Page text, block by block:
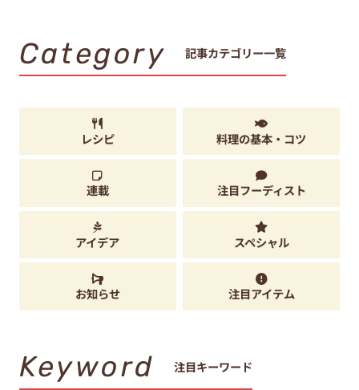
Category 記事カテゴリー一覧
レシピ 料理の基本・コツ
連載 注目フーディスト
アイデア スペシャル
お知らせ 注目アイテム
Keyword 注目キーワード